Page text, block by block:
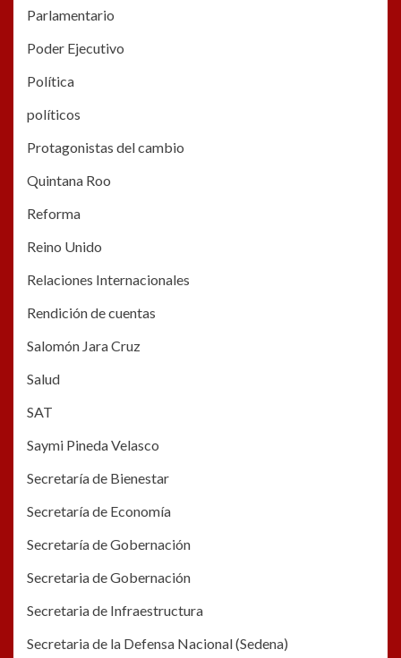
Parlamentario
Poder Ejecutivo
Política
políticos
Protagonistas del cambio
Quintana Roo
Reforma
Reino Unido
Relaciones Internacionales
Rendición de cuentas
Salomón Jara Cruz
Salud
SAT
Saymi Pineda Velasco
Secretaría de Bienestar
Secretaría de Economía
Secretaría de Gobernación
Secretaria de Gobernación
Secretaria de Infraestructura
Secretaria de la Defensa Nacional (Sedena)